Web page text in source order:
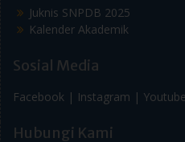
Sosial Media
Facebook | Instagram |
Hubungi Kami
Alamat : Jl. H. Mochamad